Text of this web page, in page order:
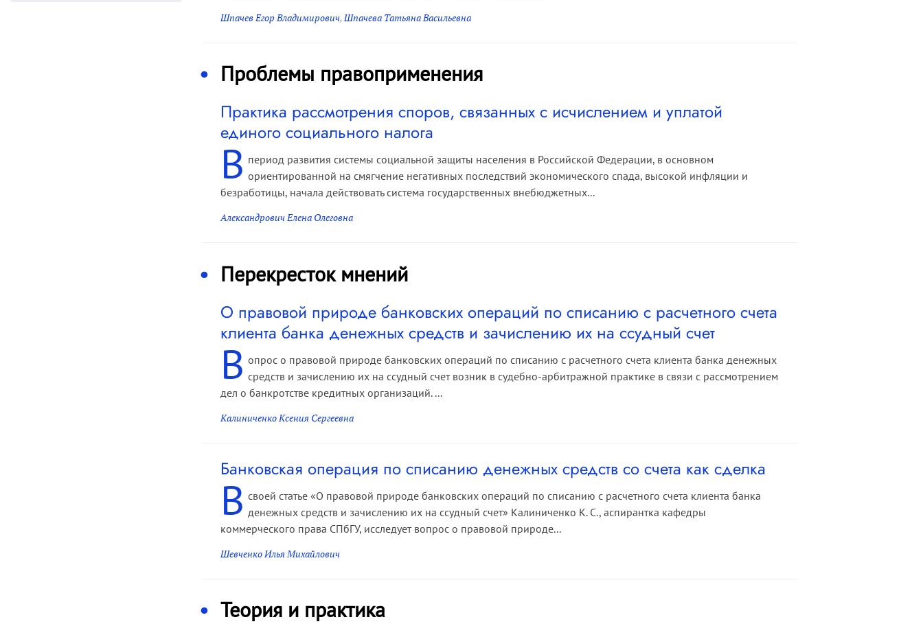
Шпачев Егор Владимирович, Шпачева Татьяна Васильевна
Проблемы правоприменения
Практика рассмотрения споров, связанных с иcчислением и уплатой
единого социального налога
В период развития системы социальной защиты населения в Российской Федерации, в основном
ориентированной на смягчение негативных последствий экономического спада, высокой инфляции и
безработицы, начала действовать система государственных внебюджетных...
Александрович Елена Олеговна
Перекресток мнений
О правовой природе банковских операций по списанию с расчетного счета
клиента банка денежных средств и зачислению их на ссудный счет
В опрос о правовой природе банковских операций по списанию с расчетного счета клиента банка денежных
средств и зачислению их на ссудный счет возник в судебно-арбитражной практике в связи с рассмотрением
дел о банкротстве кредитных организаций. ...
Калиниченко Ксения Сергеевна
Банковская операция по списанию денежных средств со счета как сделка
В своей статье «О правовой природе банковских операций по списанию с расчетного счета клиента банка
денежных средств и зачислению их на ссудный счет» Калиниченко К. С., аспирантка кафедры
коммерческого права СПбГУ, исследует вопрос о правовой природе...
Шевченко Илья Михайлович
Теория и практика